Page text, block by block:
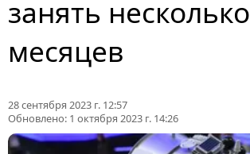
занять несколько
месяцев
28 сентября 2023 г. 12:57
Обновлено: 1 октября 2023 г. 14:26